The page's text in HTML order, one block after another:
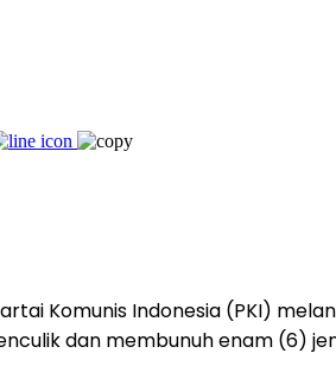
Komunis Indonesia (PKI)
dan membunuh enam (6)